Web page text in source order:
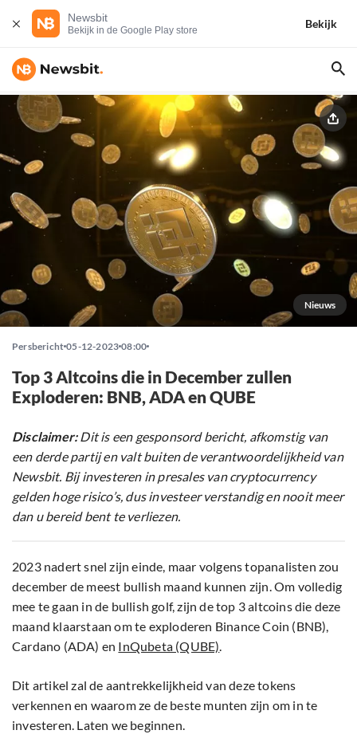
Newsbit
Bekijk in de Google Play store
Bekijk
Nieuws
Persbericht 05-12-2023 08:00
Top 3 Altcoins die in December zullen
Exploderen: BNB, ADA en QUBE
Disclaimer:Dit is een gesponsord bericht, afkomstig van
een derde partij en valt buiten de verantwoordelijkheid van
Newsbit. Bij investeren in presales van cryptocurrency
gelden hoge risico’s, dus investeer verstandig en nooit meer
dan u bereid bent te verliezen.
2023 nadert snel zijn einde, maar volgens topanalisten zou
december de meest bullish maand kunnen zijn. Om volledig
mee te gaan in de bullish golf, zijn de top 3 altcoins die deze
maand klaarstaan om te exploderen Binance Coin (BNB),
Cardano (ADA) en InQubeta (QUBE).
Dit artikel zal de aantrekkelijkheid van deze tokens
verkennen en waarom ze de beste munten zijn om in te
investeren. Laten we beginnen.